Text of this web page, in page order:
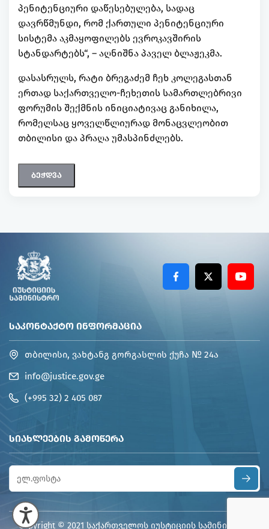
პენიტენციური დაწესებულება, სადაც
დავრწმუნდი, რომ ქართული პენიტენციური
სისტემა აკმაყოფილებს ევროკავშირის
სტანდარტებს“, – აღნიშნა პაველ ბლაჟეკმა.
დასასრულს, რატი ბრეგაძემ ჩეხ კოლეგასთან
ერთად საქართველო-ჩეხეთის სამართლებრივი
ფორუმის შექმნის ინიციატივაც განიხილა,
რომელსაც ყოველწლიურად მონაცვლეობით
თბილისი და პრაღა უმასპინძლებს.
ᲡᲐᲙᲝᲜᲢᲐᲥᲢᲝ ᲘᲜᲤᲝᲠᲛᲐᲪᲘᲐ
თბილისი, ვახტანგ გორგასლის ქუჩა № 24ა
info@justice.gov.ge
(+995 32) 2 405 087
ᲡᲘᲐᲮᲚᲔᲔᲑᲘᲡ ᲒᲐᲛᲝᲬᲔᲠᲐ
Copyright © 2021 საქართველოს იუსტიციის სამინისტრო